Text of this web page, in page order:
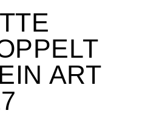
ART